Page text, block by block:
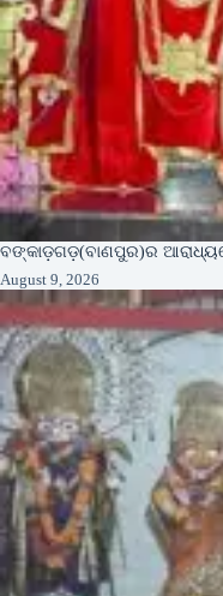
ବଙ୍କାଡ଼ଗଡ଼(ବାଣପୁର)ର
August 9, 2026